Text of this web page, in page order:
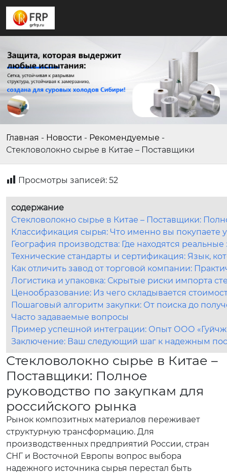
Главная - Новости - Рекомендуемые -
Стекловолокно сырье в Китае – Поставщики
Просмотры записей: 52
содержание
Стекловолокно сырье в Китае – Поставщики:
Классификация сырья: Что именно вы покупаете
География производства: Где находятся
Технические стандарты и сертификация: Язык,
Как отличить завод от торговой компании:
Логистика и упаковка: Скрытые риски импорта
Ценообразование: Из чего складывается
Пошаговый алгоритм закупки: От поиска до
Часто задаваемые вопросы
Пример успешной интеграции: Опыт ООО
Заключение: Ваш следующий шаг к надежным
Стекловолокно сырье в Китае –
Поставщики: Полное
руководство по закупкам для
российского рынка
Рынок композитных материалов переживает
структурную трансформацию. Для
производственных предприятий России, стран
СНГ и Восточной Европы вопрос выбора
надежного источника сырья перестал быть